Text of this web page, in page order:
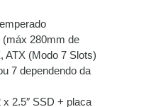
(máx 280mm de
ATX (Modo 7 Slots)
7 dependendo da
2.5″ SSD + placa